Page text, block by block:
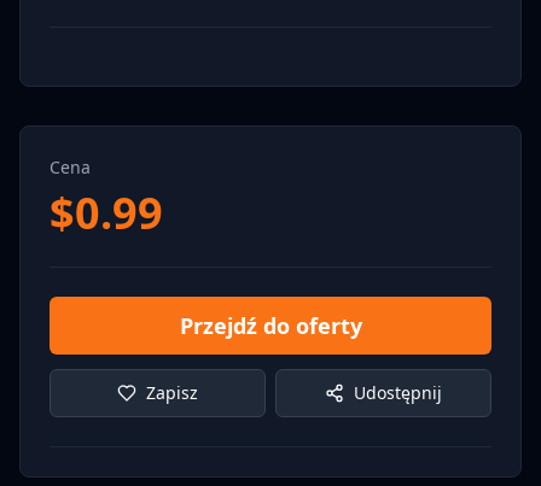
Cena
$0.99
Przejdź do oferty
Zapisz Udostępnij